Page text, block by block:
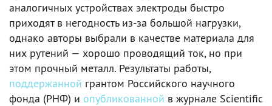
аналогичных устройствах электроды быстро
приходят в негодность из-за большой нагрузки,
однако авторы выбрали в качестве материала для
них рутений — хорошо проводящий ток, но при
этом прочный металл. Результаты работы,
поддержанной грантом Российского научного
фонда (РНФ) и опубликованной в журнале Scientific